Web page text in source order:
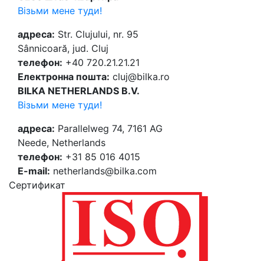
Візьми мене туди!
адреса: Str. Clujului, nr. 95
Sânnicoară, jud. Cluj
телефон: +40 720.21.21.21
Електронна пошта: cluj@bilka.ro
BILKA NETHERLANDS B.V.
Візьми мене туди!
адреса: Parallelweg 74, 7161 AG
Neede, Netherlands
телефон: +31 85 016 4015
E-mail: netherlands@bilka.com
Cертификат